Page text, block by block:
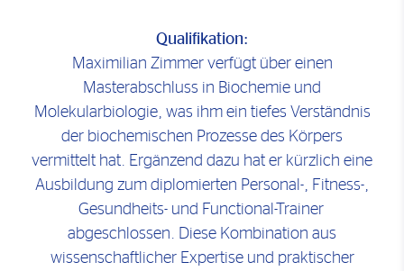
Qualifikation:
Maximilian Zimmer verfügt über einen
Masterabschluss in Biochemie und
Molekularbiologie, was ihm ein tiefes Verständnis
der biochemischen Prozesse des Körpers
vermittelt hat. Ergänzend dazu hat er kürzlich eine
Ausbildung zum diplomierten Personal-, Fitness-,
Gesundheits- und Functional-Trainer
abgeschlossen. Diese Kombination aus
wissenschaftlicher Expertise und praktischer